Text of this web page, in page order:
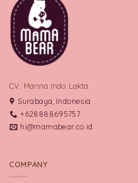
CV. Manna Indo Lakta
Surabaya, Indonesia
+628888695757
hi@mamabear.co.id
COMPANY